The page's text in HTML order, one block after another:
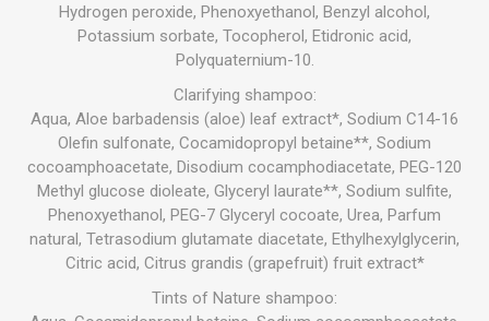
Hydrogen peroxide, Phenoxyethanol, Benzyl alcohol,
Potassium sorbate, Tocopherol, Etidronic acid,
Polyquaternium-10.
Clarifying shampoo:
Aqua, Aloe barbadensis (aloe) leaf extract*, Sodium C14-16
Olefin sulfonate, Cocamidopropyl betaine**, Sodium
cocoamphoacetate, Disodium cocamphodiacetate, PEG-120
Methyl glucose dioleate, Glyceryl laurate**, Sodium sulfite,
Phenoxyethanol, PEG-7 Glyceryl cocoate, Urea, Parfum
natural, Tetrasodium glutamate diacetate, Ethylhexylglycerin,
Citric acid, Citrus grandis (grapefruit) fruit extract*
Tints of Nature shampoo: